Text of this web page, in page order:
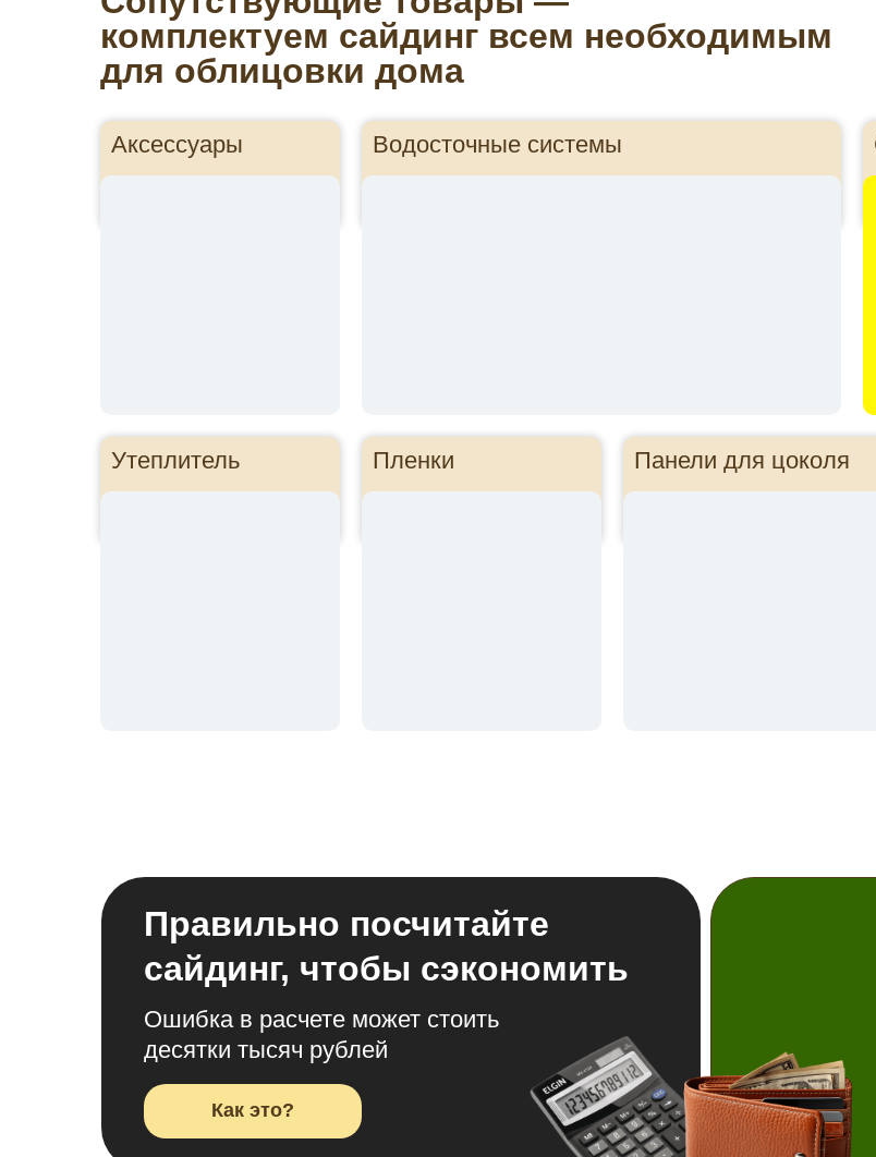
комплектуем сайдинг всем необходимым
для облицовки дома
Аксессуары Водосточные системы
Утеплитель Пленки Панели для цоколя
Ошибка в расчете может стоить
десятки тысяч рублей
Правильно посчитайте
сайдинг, чтобы сэкономить
Как это?